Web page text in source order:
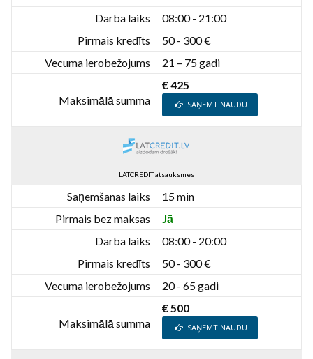
Darba laiks
08:00 - 21:00
Pirmais kredīts
50 - 300 €
Vecuma ierobežojums
21 – 75 gadi
Maksimālā summa
€ 425
SAŅEMT NAUDU
LATCREDIT atsauksmes
Saņemšanas laiks
15 min
Pirmais bez maksas
Jā
Darba laiks
08:00 - 20:00
Pirmais kredīts
50 - 300 €
Vecuma ierobežojums
20 - 65 gadi
Maksimālā summa
€ 500
SAŅEMT NAUDU